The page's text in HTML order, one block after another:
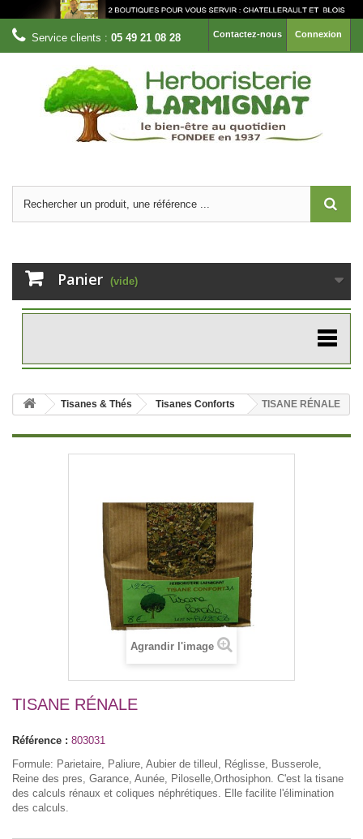
Connexion
Contactez-nous
Service clients : 05 49 21 08 28
Panier (vide)
Tisanes & Thés Tisanes Conforts TISANE RÉNALE
Agrandir l'image
TISANE RÉNALE
Référence : 803031
Formule: Parietaire, Paliure, Aubier de tilleul, Réglisse, Busserole,
Reine des pres, Garance, Aunée, Piloselle,Orthosiphon. C'est la tisane
des calculs rénaux et coliques néphrétiques. Elle facilite l'élimination
des calculs.